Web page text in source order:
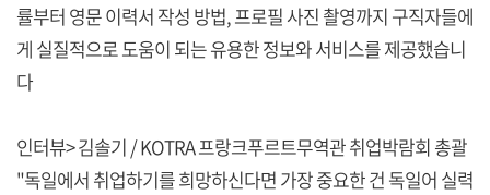
률부터 영문 이력서 작성 방법, 프로필 사진 촬영까지 구직자들에
게 실질적으로 도움이 되는 유용한 정보와 서비스를 제공했습니
다
인터뷰> 김솔기 / KOTRA 프랑크푸르트무역관 취업박람회 총괄
"독일에서 취업하기를 희망하신다면 가장 중요한 건 독일어 실력